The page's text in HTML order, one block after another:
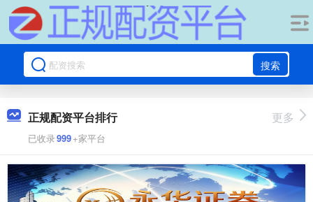
搜索
正规配资平台排行
已收录999+家平台
更多